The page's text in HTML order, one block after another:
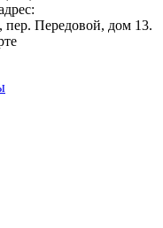
Передовой, дом 13.